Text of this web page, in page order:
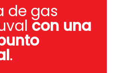
de gas
con una
.